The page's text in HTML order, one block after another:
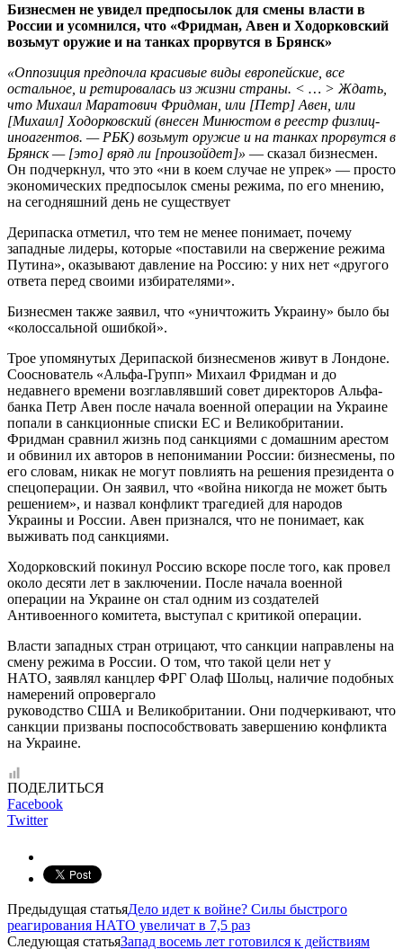
Бизнесмен не увидел предпосылок для смены власти в
России и усомнился, что «Фридман, Авен и Ходорковский
возьмут оружие и на танках прорвутся в Брянск»
«Оппозиция предпочла красивые виды европейские, все
остальное, и ретировалась из жизни страны. < … > Ждать,
что Михаил Маратович Фридман, или [Петр] Авен, или
[Михаил] Ходорковский (внесен Минюстом в реестр физлиц-
иноагентов. — РБК) возьмут оружие и на танках прорвутся в
Брянск — [это] вряд ли [произойдет]» — сказал бизнесмен.
Он подчеркнул, что это «ни в коем случае не упрек» — просто
экономических предпосылок смены режима, по его мнению,
на сегодняшний день не существует
Дерипаска отметил, что тем не менее понимает, почему
западные лидеры, которые «поставили на свержение режима
Путина», оказывают давление на Россию: у них нет «другого
ответа перед своими избирателями».
Бизнесмен также заявил, что «уничтожить Украину» было бы
«колоссальной ошибкой».
Трое упомянутых Дерипаской бизнесменов живут в Лондоне.
Сооснователь «Альфа-Групп» Михаил Фридман и до
недавнего времени возглавлявший совет директоров Альфа-
банка Петр Авен после начала военной операции на Украине
попали в санкционные списки ЕС и Великобритании.
Фридман сравнил жизнь под санкциями с домашним арестом
и обвинил их авторов в непонимании России: бизнесмены, по
его словам, никак не могут повлиять на решения президента о
спецоперации. Он заявил, что «война никогда не может быть
решением», и назвал конфликт трагедией для народов
Украины и России. Авен признался, что не понимает, как
выживать под санкциями.
Ходорковский покинул Россию вскоре после того, как провел
около десяти лет в заключении. После начала военной
операции на Украине он стал одним из создателей
Антивоенного комитета, выступал с критикой операции.
Власти западных стран отрицают, что санкции направлены на
смену режима в России. О том, что такой цели нет у
НАТО, заявлял канцлер ФРГ Олаф Шольц, наличие подобных
намерений опровергало
руководство США и Великобритании. Они подчеркивают, что
санкции призваны поспособствовать завершению конфликта
на Украине.
ПОДЕЛИТЬСЯ
Facebook
Twitter
Предыдущая статьяДело идет к войне? Силы быстрого
реагирования НАТО увеличат в 7,5 раз
Следующая статьяЗапад восемь лет готовился к действиям